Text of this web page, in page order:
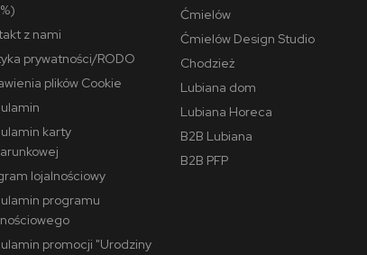
z nami
prywatności/RODO
plików Cookie
karty
lojalnościowy
programu
promocji "Urodziny
Ćmielów
Ćmielów Design Studio
Chodzież
Lubiana dom
Lubiana Horeca
B2B Lubiana
B2B PFP